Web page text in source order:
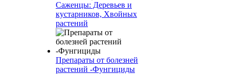
Саженцы: Деревьев и
кустарников, Хвойных
растений
Препараты от болезней
растений -Фунгициды